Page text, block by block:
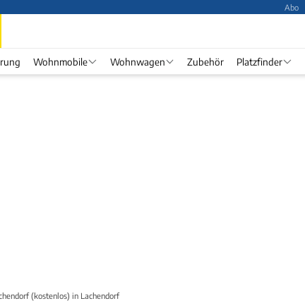
Abo
Wohnmobile Wohnwagen Zubehör Platzfinder
(kostenlos) in Lachendorf